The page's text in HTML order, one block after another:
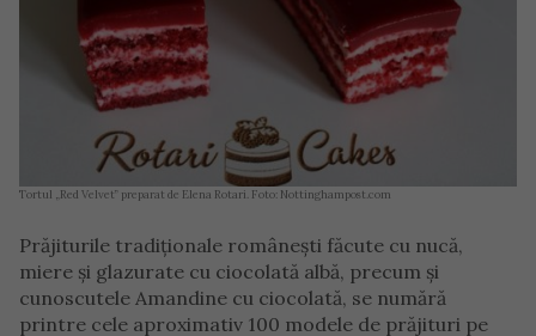
Tortul „Red Velvet” preparat de Elena Rotari. Foto: Nottinghampost.com
Prăjiturile tradiționale românești făcute cu nucă,
miere și glazurate cu ciocolată albă, precum și
cunoscutele Amandine cu ciocolată, se numără
printre cele aproximativ 100 modele de prăjituri pe